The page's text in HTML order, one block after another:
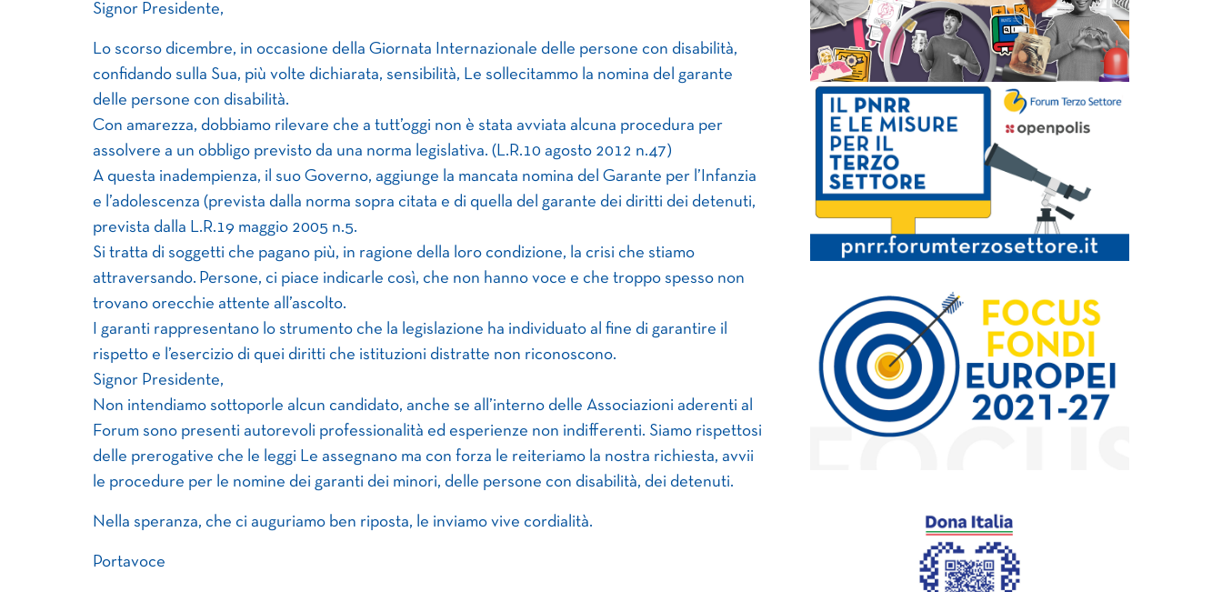
Signor Presidente,
Lo scorso dicembre, in occasione della Giornata Internazionale delle persone con disabilità,
confidando sulla Sua, più volte dichiarata, sensibilità, Le sollecitammo la nomina del garante
delle persone con disabilità.
Con amarezza, dobbiamo rilevare che a tutt’oggi non è stata avviata alcuna procedura per
assolvere a un obbligo previsto da una norma legislativa. (L.R.10 agosto 2012 n.47)
A questa inadempienza, il suo Governo, aggiunge la mancata nomina del Garante per l’Infanzia
e l’adolescenza (prevista dalla norma sopra citata e di quella del garante dei diritti dei detenuti,
prevista dalla L.R.19 maggio 2005 n.5.
Si tratta di soggetti che pagano più, in ragione della loro condizione, la crisi che stiamo
attraversando. Persone, ci piace indicarle così, che non hanno voce e che troppo spesso non
trovano orecchie attente all’ascolto.
I garanti rappresentano lo strumento che la legislazione ha individuato al fine di garantire il
rispetto e l’esercizio di quei diritti che istituzioni distratte non riconoscono.
Signor Presidente,
Non intendiamo sottoporle alcun candidato, anche se all’interno delle Associazioni aderenti al
Forum sono presenti autorevoli professionalità ed esperienze non indifferenti. Siamo rispettosi
delle prerogative che le leggi Le assegnano ma con forza le reiteriamo la nostra richiesta, avvii
le procedure per le nomine dei garanti dei minori, delle persone con disabilità, dei detenuti.
Nella speranza, che ci auguriamo ben riposta, le inviamo vive cordialità.
Portavoce